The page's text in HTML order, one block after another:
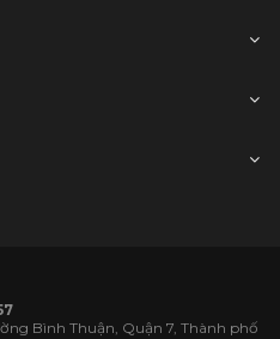
Bình Thuận, Quận 7, Thành phố